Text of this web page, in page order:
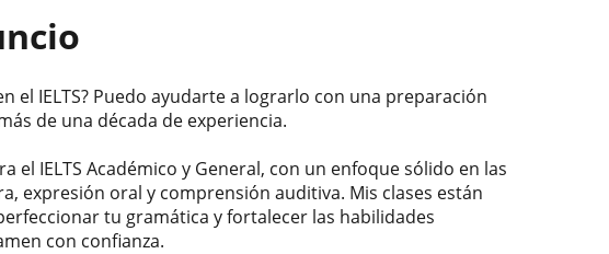
el IELTS? Puedo ayudarte a lograrlo con una preparación
de una década de experiencia.
el IELTS Académico y General, con un enfoque sólido en las
expresión oral y comprensión auditiva. Mis clases están
tu gramática y fortalecer las habilidades
con confianza.